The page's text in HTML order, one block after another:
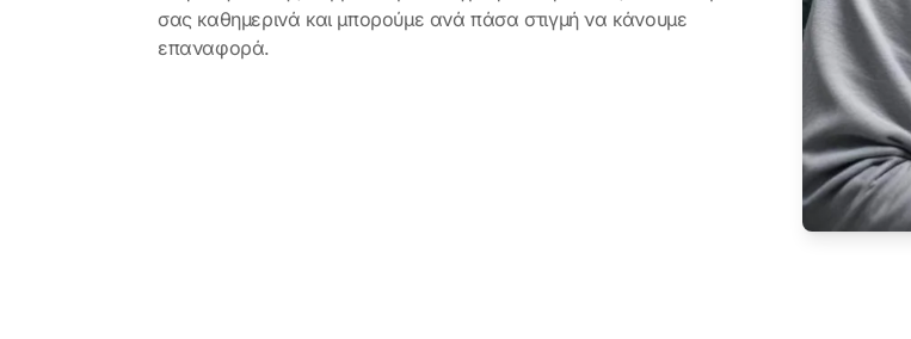
σας καθημερινά και μπορούμε ανά πάσα στιγμή να κάνουμε
επαναφορά.